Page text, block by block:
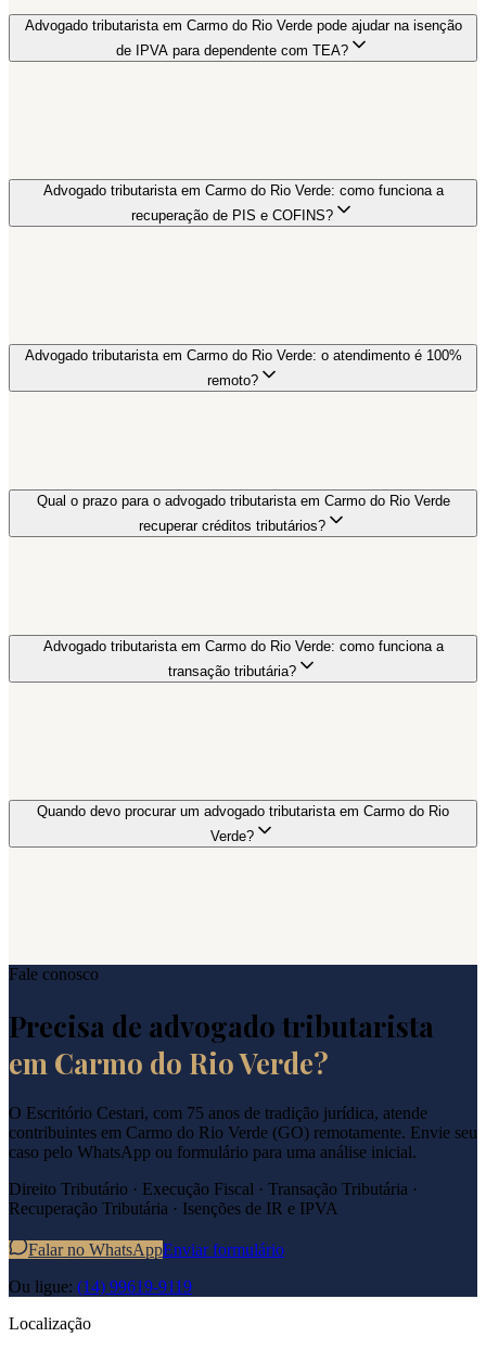
Advogado tributarista em Carmo do Rio Verde pode ajudar na isenção
de IPVA para dependente com TEA?
Advogado tributarista em Carmo do Rio Verde: como funciona a
recuperação de PIS e COFINS?
Advogado tributarista em Carmo do Rio Verde: o atendimento é 100%
remoto?
Qual o prazo para o advogado tributarista em Carmo do Rio Verde
recuperar créditos tributários?
Advogado tributarista em Carmo do Rio Verde: como funciona a
transação tributária?
Quando devo procurar um advogado tributarista em Carmo do Rio
Verde?
Fale conosco
Precisa de advogado tributarista
em Carmo do Rio Verde?
O Escritório Cestari, com 75 anos de tradição jurídica, atende
contribuintes em Carmo do Rio Verde (GO) remotamente. Envie seu
caso pelo WhatsApp ou formulário para uma análise inicial.
Direito Tributário · Execução Fiscal · Transação Tributária ·
Recuperação Tributária · Isenções de IR e IPVA
Falar no WhatsAppEnviar formulário
Ou ligue: (14) 99619-9119
Localização